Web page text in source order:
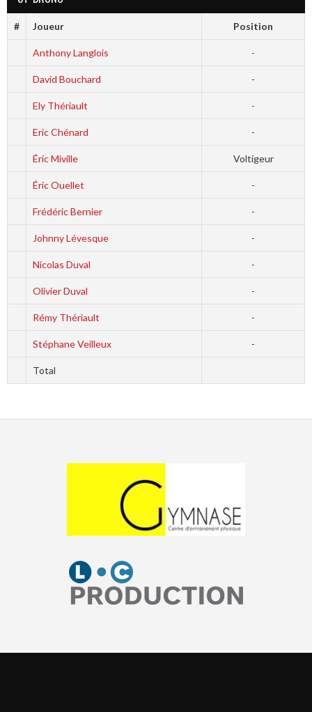
# Joueur Position
Anthony Langlois -
David Bouchard -
Ely Thériault -
Eric Chénard -
Éric Miville Voltigeur
Éric Ouellet -
Frédéric Bernier -
Johnny Lévesque -
Nicolas Duval -
Olivier Duval -
Rémy Thériault -
Stéphane Veilleux -
Total